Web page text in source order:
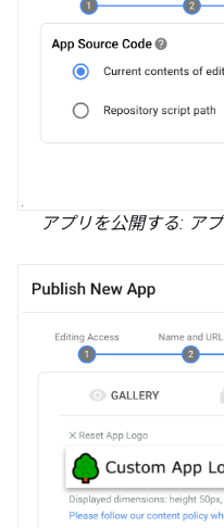
アプリを公開する: ア